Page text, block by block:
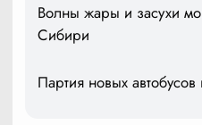
Волны жары и засухи
Сибири
Партия новых